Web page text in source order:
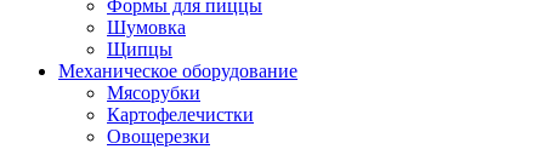
Формы для пиццы
Шумовка
Щипцы
Механическое оборудование
Мясорубки
Картофелечистки
Овощерезки